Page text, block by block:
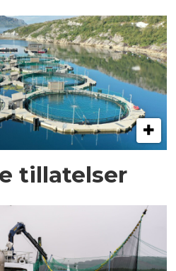
tillatelser